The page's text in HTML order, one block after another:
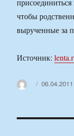
чтобы
вырученные за
Источник:
Автор06.04.2011